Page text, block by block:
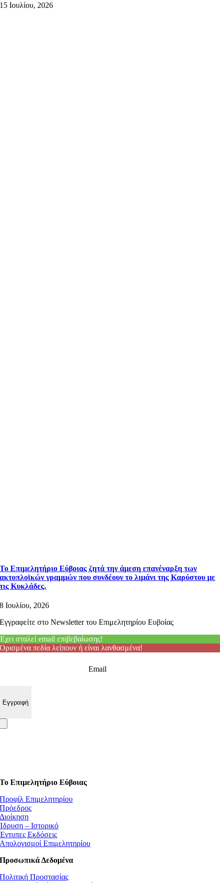
15 Ιουλίου, 2026
Το Επιμελητήριο Εύβοιας ζητά την άμεση επανέναρξη των
ακτοπλοϊκών γραμμών που συνδέουν το λιμάνι της Καρύστου με
τις Κυκλάδες.
8 Ιουλίου, 2026
Εγγραφείτε στο Newsletter του Επιμελητηρίου Ευβοίας
Έχει σταλεί email επιβεβαίωσης!
Ορισμένα πεδία λείπουν ή είναι λανθασμένα!
Email
Το Επιμελητήριο Εύβοιας
Προφίλ Επιμελητηρίου
Πρόεδρος
Διοίκηση
Ίδρυση – Ιστορικό
Έντυπες Εκδόσεις
Απολογισμοί Επιμελητηρίου
Προσωπικά Δεδομένα
Πολιτική Προστασίας